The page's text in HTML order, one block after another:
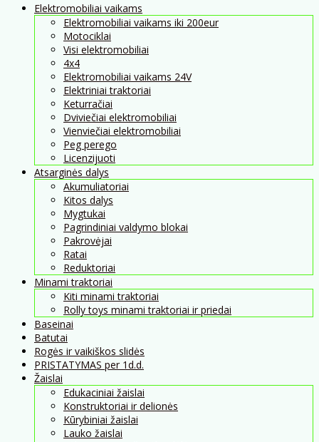
Elektromobiliai vaikams
Elektromobiliai vaikams iki 200eur
Motociklai
Visi elektromobiliai
4x4
Elektromobiliai vaikams 24V
Elektriniai traktoriai
Keturračiai
Dviviečiai elektromobiliai
Vienviečiai elektromobiliai
Peg perego
Licenzijuoti
Atsarginės dalys
Akumuliatoriai
Kitos dalys
Mygtukai
Pagrindiniai valdymo blokai
Pakrovėjai
Ratai
Reduktoriai
Minami traktoriai
Kiti minami traktoriai
Rolly toys minami traktoriai ir priedai
Baseinai
Batutai
Rogės ir vaikiškos slidės
PRISTATYMAS per 1d.d.
Žaislai
Edukaciniai žaislai
Konstruktoriai ir delionės
Kūrybiniai žaislai
Lauko žaislai